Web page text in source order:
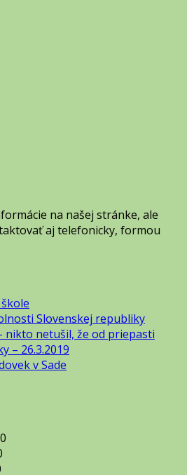
na našej stránke, ale
aj telefonicky, formou
Slovenskej republiky
nikto netušil, že od priepasti
– 26.3.2019
v Sade